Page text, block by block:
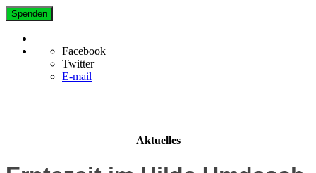
Spenden
Facebook
Twitter
E-mail
Aktuelles